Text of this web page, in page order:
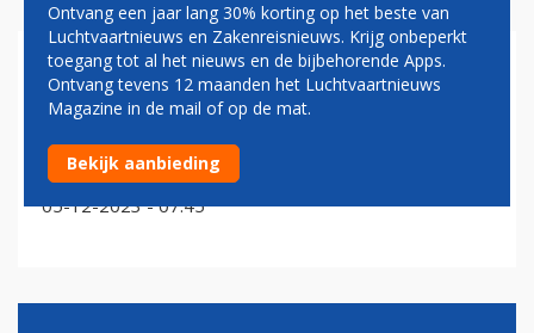
YOUTUBE
Youtuber die vliegtuigje bewust liet neerstorten moet
de cel in
05-12-2023 - 07:45
Ontvang een jaar lang 30% korting op het beste van
Luchtvaartnieuws en Zakenreisnieuws. Krijg onbeperkt
toegang tot al het nieuws en de bijbehorende Apps.
Ontvang tevens 12 maanden het Luchtvaartnieuws
Magazine in de mail of op de mat.
Bekijk aanbieding